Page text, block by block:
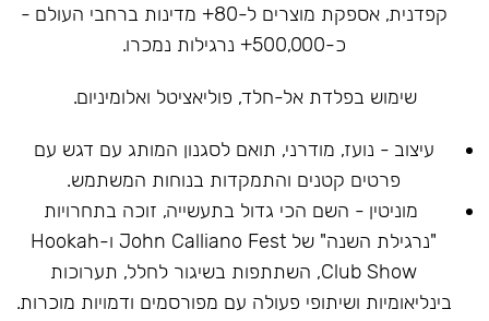
קפדנית, אספקת מוצרים ל-80+ מדינות ברחבי העולם -
כ-500,000+ נרגילות נמכרו.
שימוש בפלדת אל-חלד, פוליאציטל ואלומיניום.
עיצוב - נועז, מודרני, תואם לסגנון המותג עם דגש עם
פרטים קטנים והתמקדות בנוחות המשתמש.
מוניטין - השם הכי גדול בתעשייה, זוכה בתחרויות
"נרגילת השנה" של John Calliano Fest ו-Hookah
Club Show, השתתפות בשיגור לחלל, תערוכות
בינליאומיות ושיתופי פעולה עם מפורסמים ודמויות מוכרות.